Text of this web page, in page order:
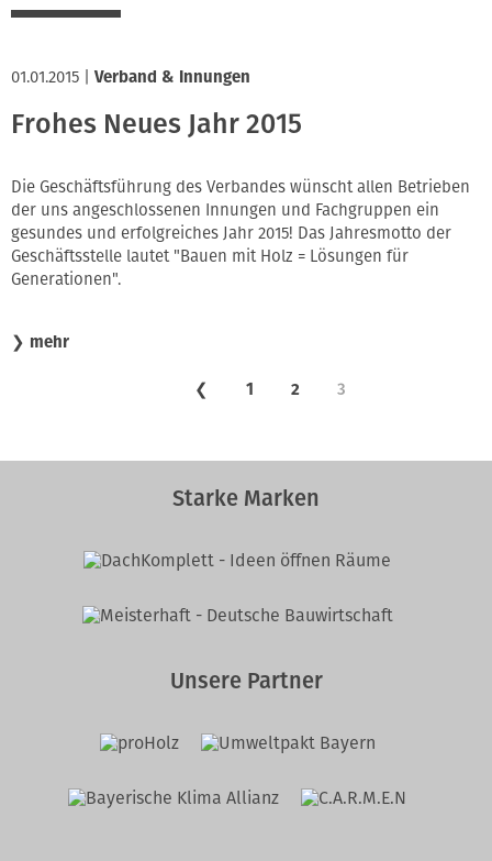
01.01.2015 Verband & Innungen
Frohes Neues Jahr 2015
Die Geschäftsführung des Verbandes wünscht allen Betrieben
der uns angeschlossenen Innungen und Fachgruppen ein
gesundes und erfolgreiches Jahr 2015! Das Jahresmotto der
Geschäftsstelle lautet "Bauen mit Holz = Lösungen für
Generationen".
❯ mehr
❮ 1 2 3
Starke Marken
Unsere Partner